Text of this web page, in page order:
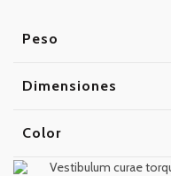
Peso
Dimensiones
Color
Vestibulum curae